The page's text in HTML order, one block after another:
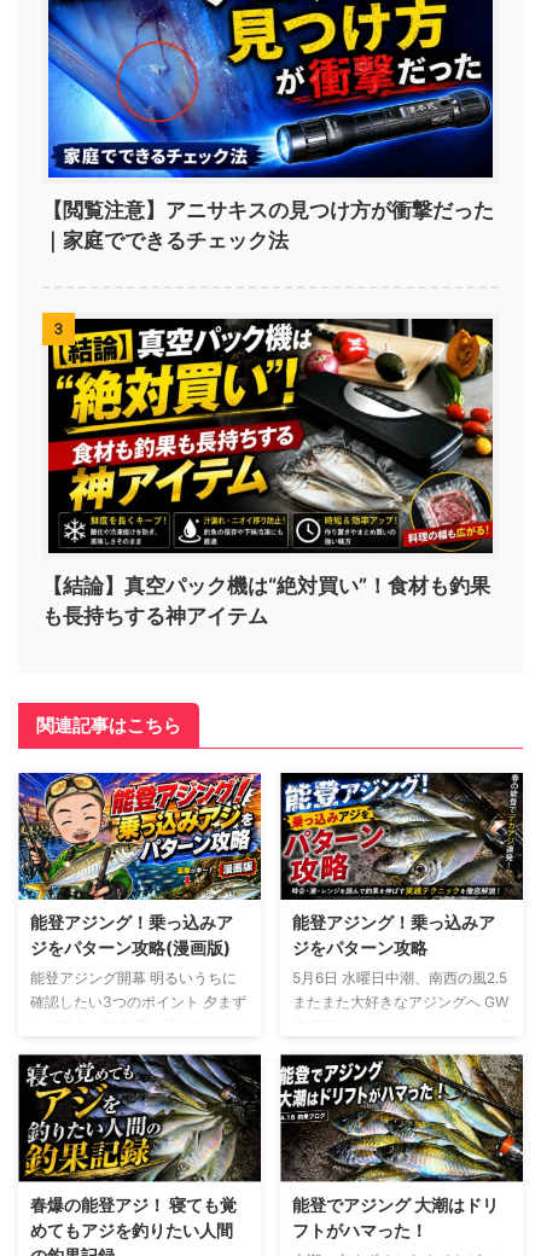
【閲覧注意】アニサキスの見つけ方が衝撃だった
｜家庭でできるチェック法
3
【結論】真空パック機は“絶対買い”！食材も釣果
も長持ちする神アイテム
関連記事はこちら
能登アジング！乗っ込みア
ジをパターン攻略(漫画版)
能登アジング開幕 明るいうちに
確認したい3つのポイント 夕まず
ーム急変 ベイト出現と謎のライ
ンブレイク 勝ちパターン発見 藻
際のスローフォールで尺アジ連発
ヒットワームと釣果まとめ 乗っ
込みアジ攻略の答え ブログ版は
こちら
能登アジング！乗っ込みア
ジをパターン攻略
5月6日 水曜日中潮、南西の風2.5
またまた大好きなアジングへ GW
明るいうちからポイントを見て回
り、入る場所を慎重に選んでいく
この時期のアジは乗っ込み個体が
中心 釣れるときは一気に爆発す
るが、タイミング外せばまったく
反応がないかなりメリハリのある
シーズンと言えます ポイント選
択をミスれば普通に坊主もある
春爆の能登アジ！ 寝ても覚
めてもアジを釣りたい人間
能登でアジング 大潮はドリ
フトがハマった！